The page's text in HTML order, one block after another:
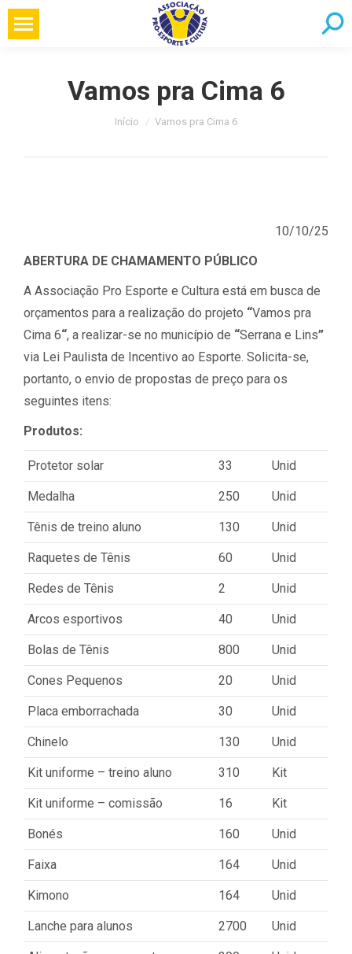
Pular
para
Vamos pra Cima 6
Você está aqui:
Início Vamos pra Cima 6
10/10/25
ABERTURA DE CHAMAMENTO PÚBLICO
A Associação Pro Esporte e Cultura está em busca de
orçamentos para a realização do projeto “Vamos pra
Cima 6“, a realizar-se no município de “Serrana e Lins”
via Lei Paulista de Incentivo ao Esporte. Solicita-se,
portanto, o envio de propostas de preço para os
seguintes itens:
Produtos:
Protetor solar 33 Unid
Medalha 250 Unid
Tênis de treino aluno 130 Unid
Raquetes de Tênis 60 Unid
Redes de Tênis 2 Unid
Arcos esportivos 40 Unid
Bolas de Tênis 800 Unid
Cones Pequenos 20 Unid
Placa emborrachada 30 Unid
Chinelo 130 Unid
Kit uniforme – treino aluno 310 Kit
Kit uniforme – comissão 16 Kit
Bonés 160 Unid
Faixa 164 Unid
Kimono 164 Unid
Lanche para alunos 2700 Unid